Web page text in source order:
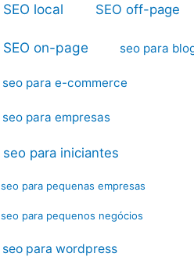
SEO local SEO off-page
SEO on-page seo para
seo para e-commerce
seo para empresas
seo para iniciantes
seo para pequenas empresas
seo para pequenos negócios
seo para wordpress